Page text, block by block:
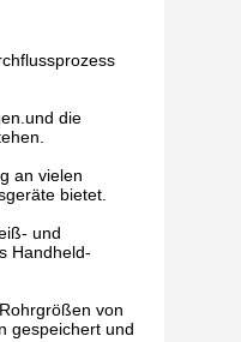
die
an vielen
bietet.
und
Handheld-
von
gespeichert und